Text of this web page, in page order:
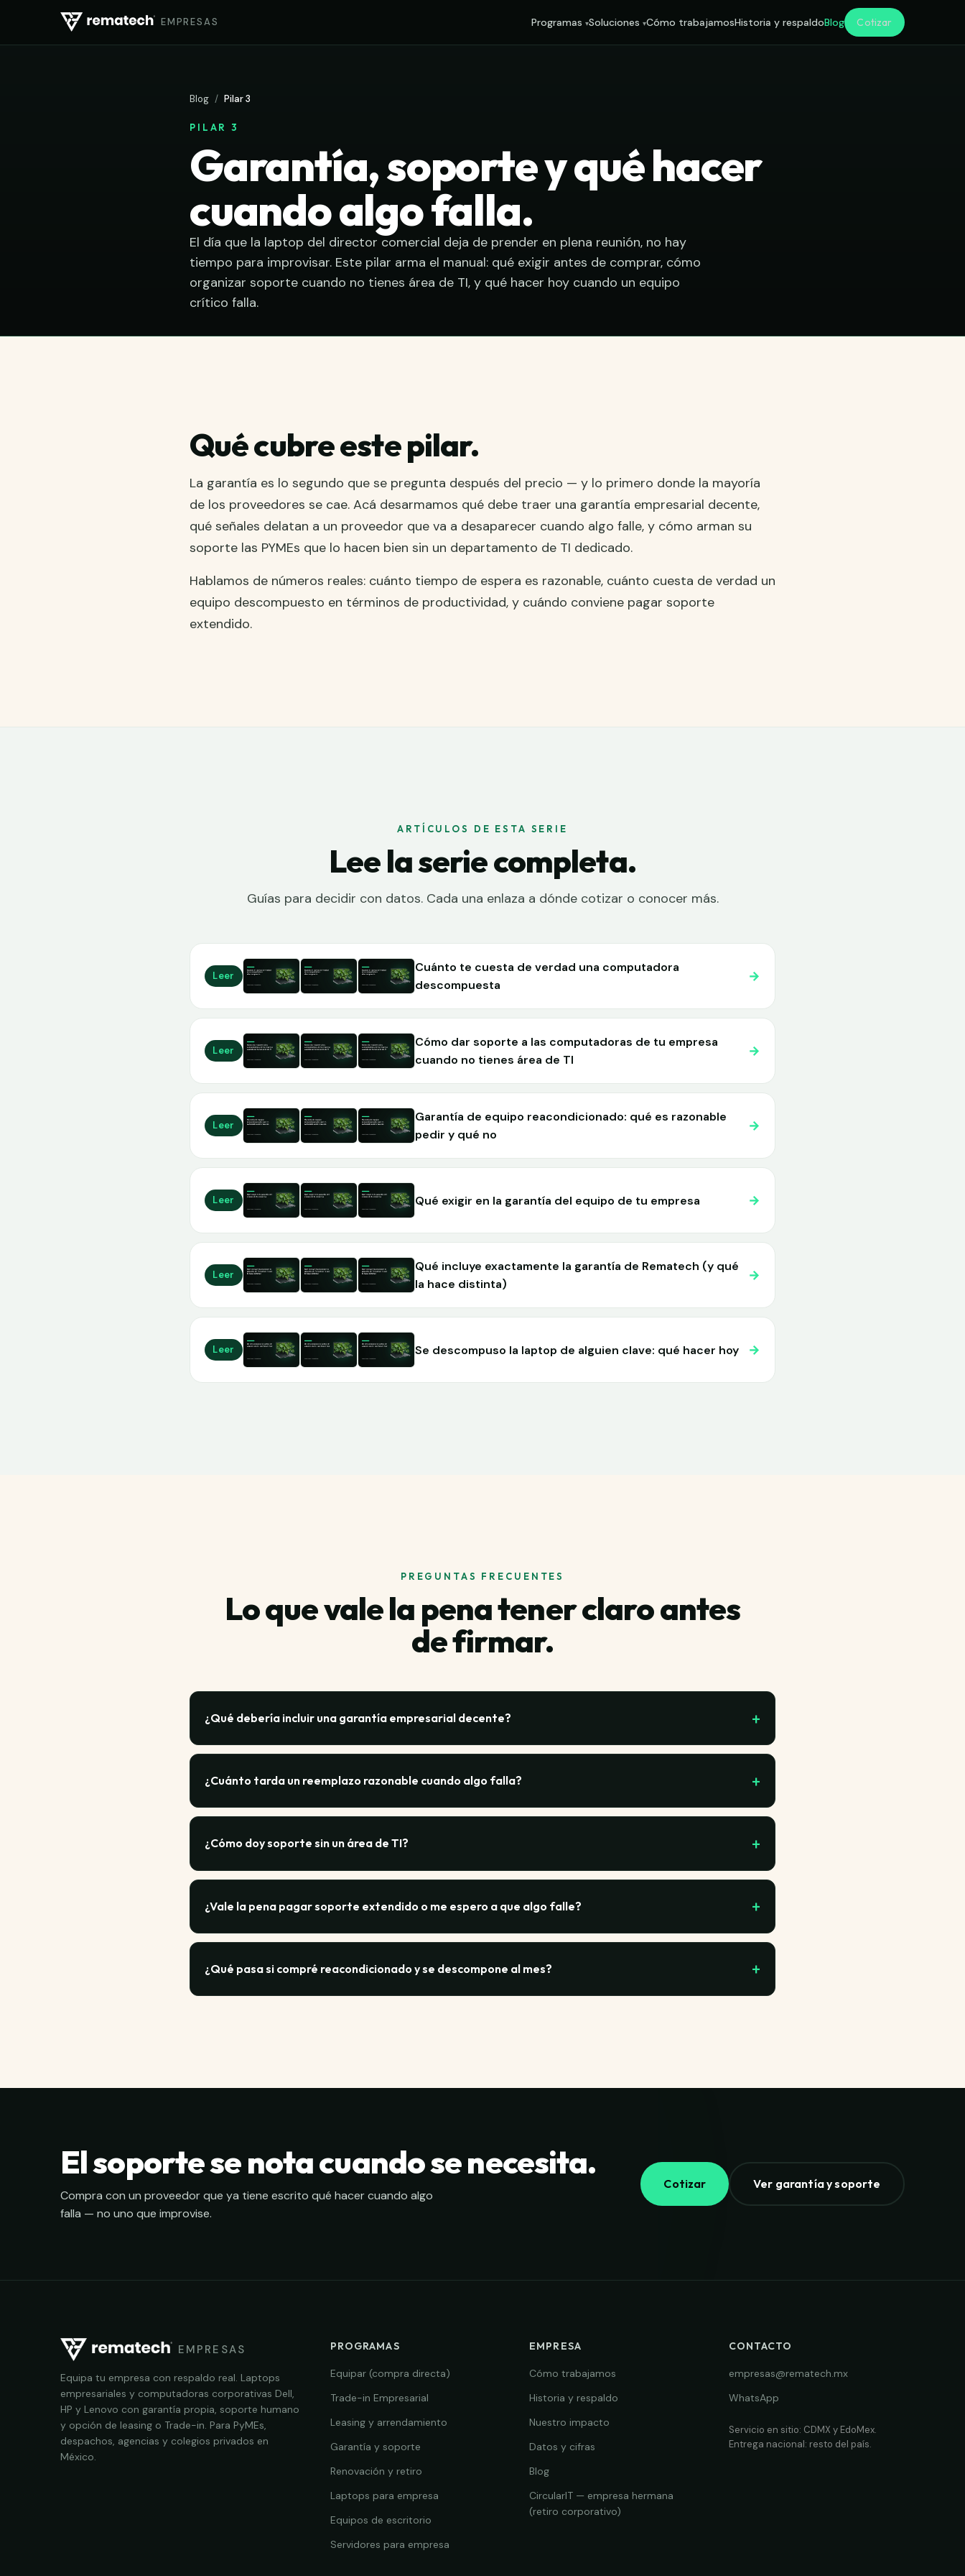
EMPRESAS Programas Soluciones Cómo trabajamosHistoria y respaldoBlog Cotizar
Blog / Pilar 3
PILAR 3
Garantía, soporte y qué hacer
cuando algo falla.
El día que la laptop del director comercial deja de prender en plena reunión, no hay
tiempo para improvisar. Este pilar arma el manual: qué exigir antes de comprar, cómo
organizar soporte cuando no tienes área de TI, y qué hacer hoy cuando un equipo
crítico falla.
Qué cubre este pilar.
La garantía es lo segundo que se pregunta después del precio — y lo primero donde la mayoría
de los proveedores se cae. Acá desarmamos qué debe traer una garantía empresarial decente,
qué señales delatan a un proveedor que va a desaparecer cuando algo falle, y cómo arman su
soporte las PYMEs que lo hacen bien sin un departamento de TI dedicado.
Hablamos de números reales: cuánto tiempo de espera es razonable, cuánto cuesta de verdad un
equipo descompuesto en términos de productividad, y cuándo conviene pagar soporte
extendido.
ARTÍCULOS DE ESTA SERIE
Lee la serie completa.
Guías para decidir con datos. Cada una enlaza a dónde cotizar o conocer más.
Leer
Cuánto te cuesta de verdad una computadora
descompuesta
→
Leer
Cómo dar soporte a las computadoras de tu empresa
cuando no tienes área de TI
→
Leer
Garantía de equipo reacondicionado: qué es razonable
pedir y qué no
→
Leer Qué exigir en la garantía del equipo de tu empresa →
Leer
Qué incluye exactamente la garantía de Rematech (y qué
la hace distinta)
→
Leer Se descompuso la laptop de alguien clave: qué hacer hoy →
PREGUNTAS FRECUENTES
Lo que vale la pena tener claro antes
de firmar.
¿Qué debería incluir una garantía empresarial decente?
Como mínimo: plazo claro (de 6 meses, ampliable hasta 36 meses según el equipo), cobertura de fallas de
hardware no causadas por el usuario, tiempos de respuesta y de reemplazo escritos en el contrato, y
proceso definido para abrir caso. Lo que diferencia una garantía profesional de una amateur no es la
duración — son los tiempos garantizados de respuesta.
¿Cuánto tarda un reemplazo razonable cuando algo falla?
En las plazas con servicio completo, un máximo de 72 horas hábiles es el estándar. Si el proveedor te
promete "lo antes posible" sin números, asume que va a tardar más de lo aceptable. El plazo escrito en
contrato es la única garantía real.
¿Cómo doy soporte sin un área de TI?
Tres recetas que funcionan: (1) estandarizar modelos para que una sola persona aprenda menos cosas;
imagen base y configuraciones en un par de páginas que cualquiera pueda seguir. No tienes que ser
experto — tienes que tener proceso.
¿Vale la pena pagar soporte extendido o me espero a que algo falle?
Depende de qué tan crítico sea cada puesto. Para tu equipo comercial o de operaciones que pierde
dinero por cada hora caída, el soporte extendido se paga solo. Para puestos donde puedes tener un día
de espera, la garantía estándar puede bastar. Una computadora descompuesta cuesta más en
productividad perdida que en reparación — esa es la cuenta real.
¿Qué pasa si compré reacondicionado y se descompone al mes?
El soporte se nota cuando se necesita.
Compra con un proveedor que ya tiene escrito qué hacer cuando algo
falla — no uno que improvise.
Cotizar Ver garantía y soporte
EMPRESAS
Equipa tu empresa con respaldo real. Laptops
empresariales y computadoras corporativas Dell,
HP y Lenovo con garantía propia, soporte humano
y opción de leasing o Trade-in. Para PyMEs,
despachos, agencias y colegios privados en
México.
PROGRAMAS
Equipar (compra directa)
Trade-in Empresarial
Leasing y arrendamiento
Garantía y soporte
Renovación y retiro
Laptops para empresa
Equipos de escritorio
Servidores para empresa
EMPRESA
Cómo trabajamos
Historia y respaldo
Nuestro impacto
Datos y cifras
Blog
CircularIT — empresa hermana
(retiro corporativo)
CONTACTO
empresas@rematech.mx
WhatsApp
Servicio en sitio: CDMX y EdoMex.
Entrega nacional: resto del país.